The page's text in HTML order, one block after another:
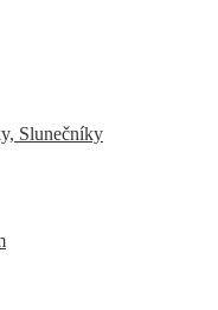
Slunečníky